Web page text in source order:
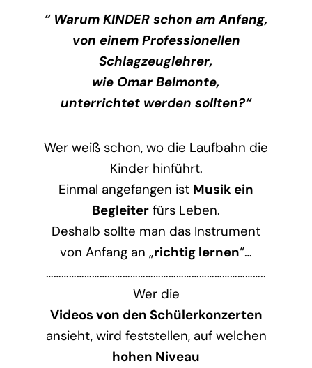
“ Warum KINDER schon am Anfang,
von einem Professionellen
Schlagzeuglehrer,
wie Omar Belmonte,
unterrichtet werden sollten?“
Wer weiß schon, wo die Laufbahn die
Kinder hinführt.
Einmal angefangen ist Musik ein
Begleiter fürs Leben.
Deshalb sollte man das Instrument
von Anfang an „richtig lernen“…
…………………………………………………………………………..
Wer die
Videos von den Schülerkonzerten
ansieht, wird feststellen, auf welchen
hohen Niveau